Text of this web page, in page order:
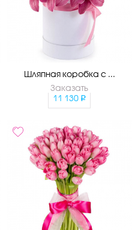
Шляпная коробка с ...
Заказать
11 130